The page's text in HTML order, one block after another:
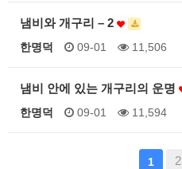
냄비와 개구리 – 2
한명덕 09-01 11,506
냄비 안에 있는 개구리의 운명
한명덕 09-01 11,594
1 2